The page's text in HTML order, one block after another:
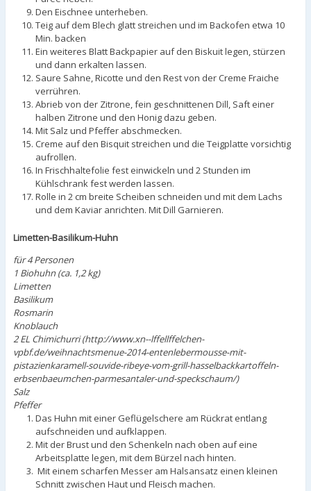
Den Eischnee unterheben.
Teig auf dem Blech glatt streichen und im Backofen etwa 10
Min. backen
Ein weiteres Blatt Backpapier auf den Biskuit legen, stürzen
und dann erkalten lassen.
Saure Sahne, Ricotte und den Rest von der Creme Fraiche
verrühren.
Abrieb von der Zitrone, fein geschnittenen Dill, Saft einer
halben Zitrone und den Honig dazu geben.
Mit Salz und Pfeffer abschmecken.
Creme auf den Bisquit streichen und die Teigplatte vorsichtig
aufrollen.
In Frischhaltefolie fest einwickeln und 2 Stunden im
Kühlschrank fest werden lassen.
Rolle in 2 cm breite Scheiben schneiden und mit dem Lachs
und dem Kaviar anrichten. Mit Dill Garnieren.
Limetten-Basilikum-Huhn
für 4 Personen
1 Biohuhn (ca. 1,2 kg)
Limetten
Basilikum
Rosmarin
Knoblauch
2 EL Chimichurri (http://www.xn--lffellffelchen-
vpbf.de/weihnachtsmenue-2014-entenlebermousse-mit-
pistazienkaramell-souvide-ribeye-vom-grill-hasselbackkartoffeln-
erbsenbaeumchen-parmesantaler-und-speckschaum/)
Salz
Pfeffer
Das Huhn mit einer Geflügelschere am Rückrat entlang
aufschneiden und aufklappen.
Mit der Brust und den Schenkeln nach oben auf eine
Arbeitsplatte legen, mit dem Bürzel nach hinten.
Mit einem scharfen Messer am Halsansatz einen kleinen
Schnitt zwischen Haut und Fleisch machen.